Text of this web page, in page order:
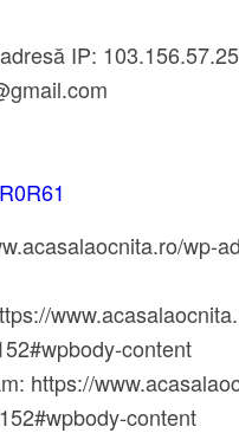
IP:
wp-
content
https://
content